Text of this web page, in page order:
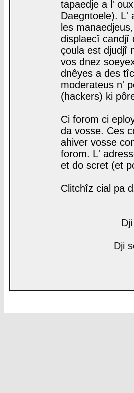
tapaedje a l'
Daegntoele). L'
les
displaecî candjî
çoula est djudjî
vos dnez
dnêyes a des
moderateus n'
(hackers) ki
Ci forom ci
da vosse. Ces
ahiver vosse
forom. L'
et do scret (et
Clitchîz cial pa
Dji